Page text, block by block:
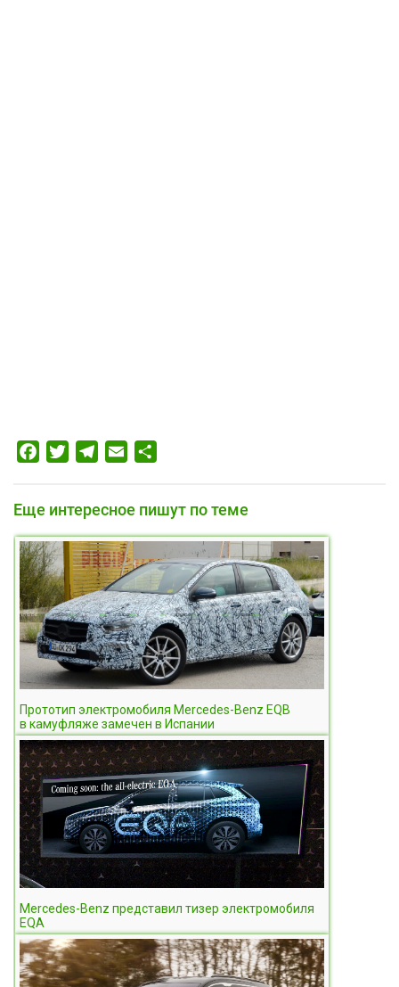
FacebookTwitterTelegram
Email
Еще интересное пишут по теме
Прототип электромобиля Mercedes-Benz EQB
в камуфляже замечен в Испании
Mercedes-Benz представил тизер электромобиля
EQA